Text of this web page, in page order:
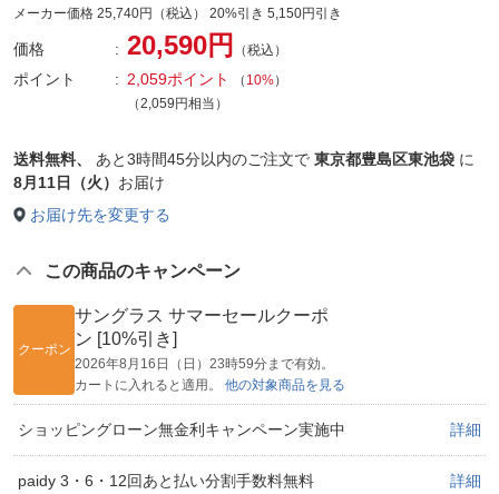
メーカー価格 25,740円（税込） 20%引き 5,150円引き
価格 20,590円 （税込）
ポイント 2,059ポイント （ 10%）
（2,059円相当）
送料無料、 あと3時間45分以内のご注文で 東京都豊島区東池袋 に
8月11日（火） お届け
お届け先を変更する
この商品のキャンペーン
クーポン
サングラス サマーセールクーポ
ン [10%引き]
2026年8月16日（日）23時59分まで有効。
カートに入れると適用。 他の対象商品を見る
ショッピングローン無金利キャンペーン実施中 詳細
paidy 3・6・12回あと払い分割手数料無料 詳細